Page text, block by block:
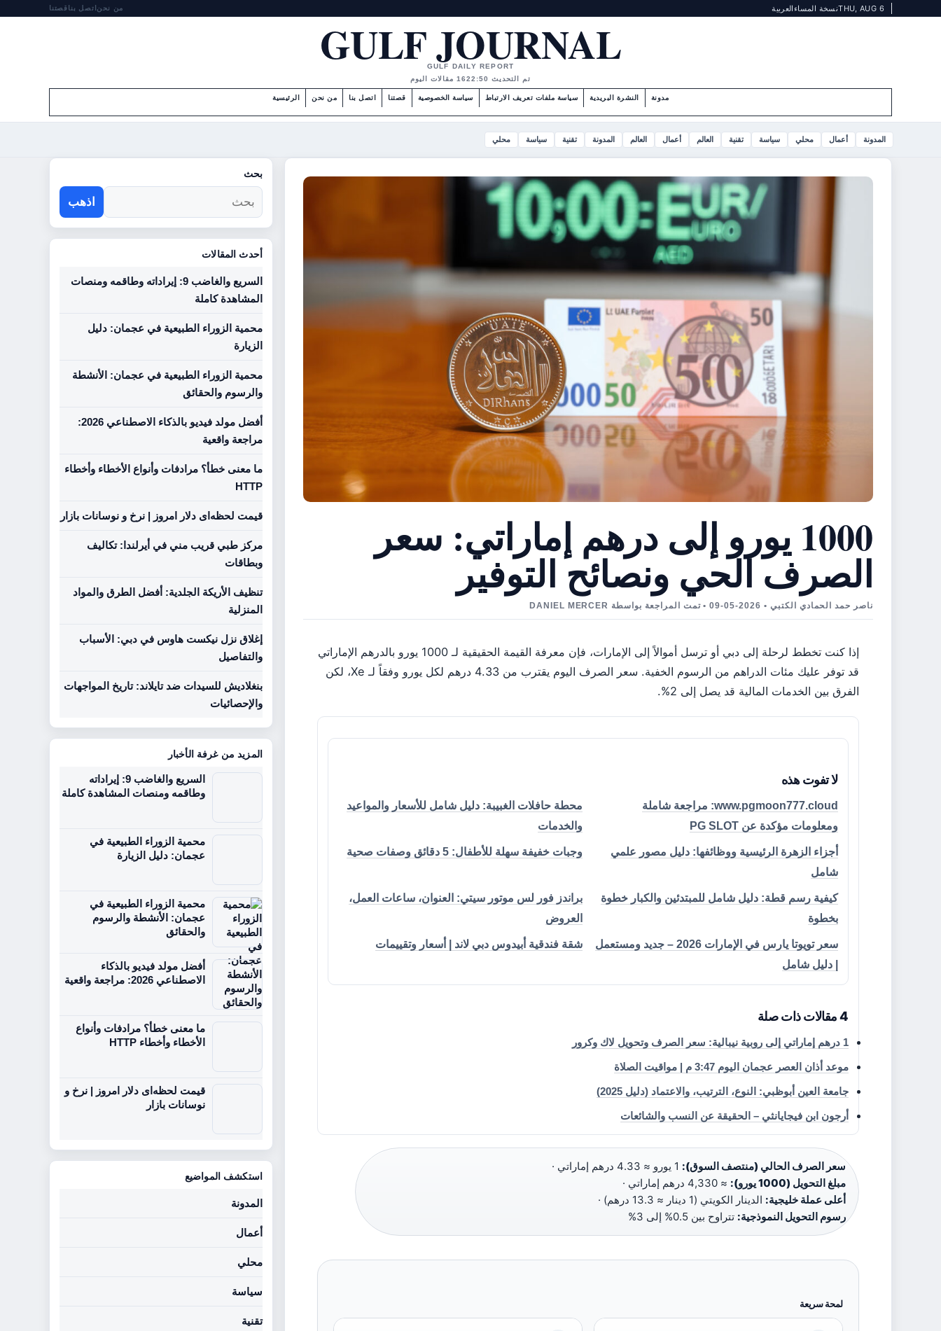
THU, AUG 6نسخة المساء العربية من نحن اتصل بنا قصتنا
GULF JOURNAL
GULF DAILY REPORT
تم التحديث 22:50
16 مقالات اليوم
الرئيسية من نحن اتصل بنا قصتنا سياسة الخصوصية سياسة ملفات تعريف الارتباط النشرة البريدية مدونة
المدونة أعمال محلي سياسة تقنية العالم أعمال العالم المدونة تقنية سياسة محلي
1000 يورو إلى درهم إماراتي: سعر
الصرف الحي ونصائح التوفير
ناصر حمد الحمادي الكتبي • 2026-05-09 • تمت المراجعة بواسطة DANIEL MERCER
إذا كنت تخطط لرحلة إلى دبي أو ترسل أموالاً إلى الإمارات، فإن معرفة القيمة الحقيقية لـ 1000 يورو بالدرهم الإماراتي
قد توفر عليك مئات الدراهم من الرسوم الخفية. سعر الصرف اليوم يقترب من 4.33 درهم لكل يورو وفقاً لـ Xe، لكن
الفرق بين الخدمات المالية قد يصل إلى 2%.
لا تفوت هذه
www.pgmoon777.cloud: مراجعة شاملة
ومعلومات مؤكدة عن PG SLOT
محطة حافلات الغبيبة: دليل شامل للأسعار والمواعيد
والخدمات
أجزاء الزهرة الرئيسية ووظائفها: دليل مصور علمي
شامل
وجبات خفيفة سهلة للأطفال: 5 دقائق وصفات صحية
كيفية رسم قطة: دليل شامل للمبتدئين والكبار خطوة
بخطوة
براندز فور لس موتور سيتي: العنوان، ساعات العمل،
العروض
سعر تويوتا يارس في الإمارات 2026 – جديد ومستعمل
| دليل شامل
شقة فندقية أبيدوس دبي لاند | أسعار وتقييمات
4 مقالات ذات صلة
1 درهم إماراتي إلى روبية نيبالية: سعر الصرف وتحويل لاك وكرور
موعد أذان العصر عجمان اليوم 3:47 م | مواقيت الصلاة
جامعة العين أبوظبي: النوع، الترتيب، والاعتماد (دليل 2025)
أرجون ابن فيجايانثي – الحقيقة عن النسب والشائعات
سعر الصرف الحالي (منتصف السوق):
مبلغ التحويل (1000 يورو):
≈ 4,330 درهم إماراتي ·
أعلى عملة خليجية: الدينار الكويتي (1 دينار ≈ 13.3 درهم) ·
رسوم التحويل النموذجية: تتراوح بين 0.5% إلى 3%
لمحة سريعة
بحث
اذهب
أحدث المقالات
السريع والغاضب 9: إيراداته وطاقمه ومنصات
المشاهدة كاملة
محمية الزوراء الطبيعية في عجمان: دليل
الزيارة
محمية الزوراء الطبيعية في عجمان: الأنشطة
والرسوم والحقائق
أفضل مولد فيديو بالذكاء الاصطناعي 2026:
مراجعة واقعية
ما معنى خطأ؟ مرادفات وأنواع الأخطاء وأخطاء
HTTP
قیمت لحظه‌ای دلار امروز | نرخ و نوسانات بازار
مركز طبي قريب مني في أيرلندا: تكاليف
وبطاقات
تنظيف الأريكة الجلدية: أفضل الطرق والمواد
المنزلية
إغلاق نزل نيكست هاوس في دبي: الأسباب
والتفاصيل
بنغلاديش للسيدات ضد تايلاند: تاريخ المواجهات
والإحصائيات
المزيد من غرفة الأخبار
السريع والغاضب 9: إيراداته
وطاقمه ومنصات المشاهدة كاملة
محمية الزوراء الطبيعية في
عجمان: دليل الزيارة
محمية الزوراء الطبيعية في
عجمان: الأنشطة والرسوم
والحقائق
أفضل مولد فيديو بالذكاء
الاصطناعي 2026: مراجعة واقعية
ما معنى خطأ؟ مرادفات وأنواع
الأخطاء وأخطاء HTTP
قیمت لحظه‌ای دلار امروز | نرخ و
نوسانات بازار
استكشف المواضيع
المدونة
أعمال
محلي
سياسة
تقنية